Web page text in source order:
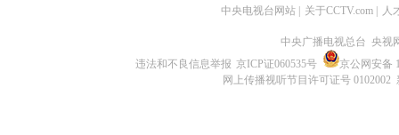
中央电视台网站 关于CCTV.com 人
中央广播电视总台 央视
违法和不良信息举报 京ICP证060535号
京公网安备
网上传播视听节目许可证号 0102002